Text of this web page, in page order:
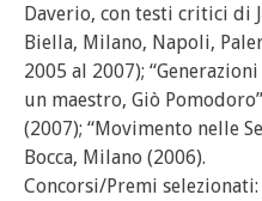
Daverio, con testi critici di
Biella, Milano, Napoli,
2005 al 2007);
un maestro, Giò
(2007); “Movimento nelle
Bocca, Milano (2006).
Concorsi/Premi selezionati: